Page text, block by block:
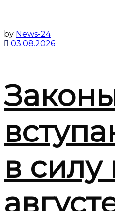
by News-24
03.08.2026
в силу